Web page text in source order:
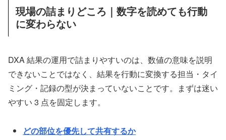
現場の詰まりどころ｜数字を読めても行動
に変わらない
DXA 結果の運用で詰まりやすいのは、数値の意味を説明
できないことではなく、結果を行動に変換する担当・タイ
ミング・記録の型が決まっていないことです。まずは迷い
やすい 3 点を固定します。
どの部位を優先して共有するか